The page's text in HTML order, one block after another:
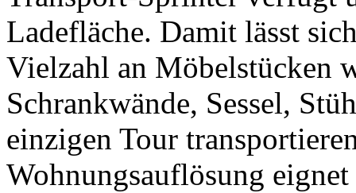
Ladefläche. Damit lässt
Vielzahl an Möbelstücken
Schrankwände, Sessel,
einzigen Tour
Wohnungsauflösung